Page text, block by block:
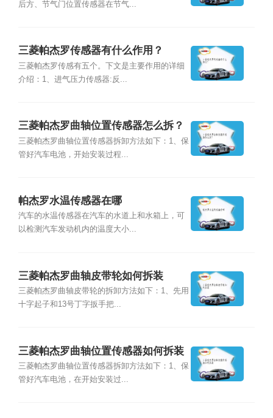
后方、节气门位置传感器在节气...
三菱帕杰罗传感器有什么作用？
三菱帕杰罗传感有五个。下文是主要作用的详细
介绍：1、进气压力传感器:反...
三菱帕杰罗曲轴位置传感器怎么拆？
三菱帕杰罗曲轴位置传感器拆卸方法如下：1、保
管好汽车电池，开始安装过程...
帕杰罗水温传感器在哪
汽车的水温传感器在汽车的水道上和水箱上，可
以检测汽车发动机内的温度大小...
三菱帕杰罗曲轴皮带轮如何拆装
三菱帕杰罗曲轴皮带轮的拆卸方法如下：1、先用
十字起子和13号丁字扳手把...
三菱帕杰罗曲轴位置传感器如何拆装
三菱帕杰罗曲轴位置传感器拆卸方法如下：1、保
管好汽车电池，在开始安装过...